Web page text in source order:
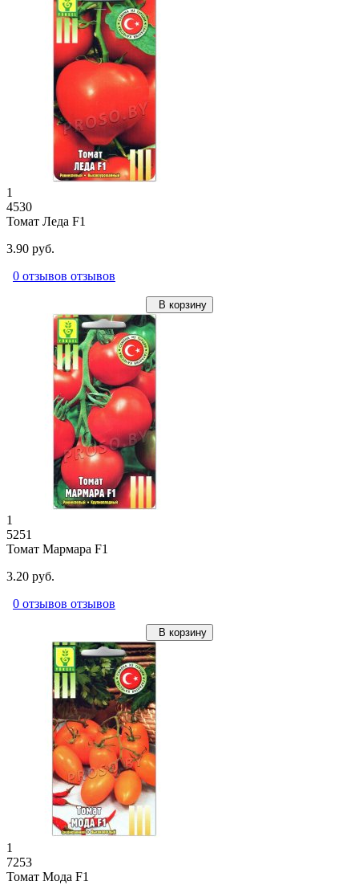
1
4530
Томат Леда F1
3.90 руб.
0 отзывов отзывов
В корзину
1
5251
Томат Мармара F1
3.20 руб.
0 отзывов отзывов
В корзину
1
7253
Томат Мода F1